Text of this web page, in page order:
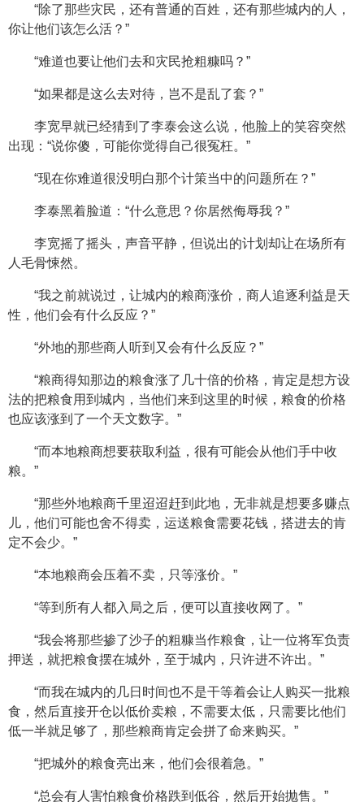
“除了那些灾民，还有普通的百姓，还有那些城内的人，
你让他们该怎么活？”
“难道也要让他们去和灾民抢粗糠吗？”
“如果都是这么去对待，岂不是乱了套？”
李宽早就已经猜到了李泰会这么说，他脸上的笑容突然
出现：“说你傻，可能你觉得自己很冤枉。”
“现在你难道很没明白那个计策当中的问题所在？”
李泰黑着脸道：“什么意思？你居然侮辱我？”
李宽摇了摇头，声音平静，但说出的计划却让在场所有
人毛骨悚然。
“我之前就说过，让城内的粮商涨价，商人追逐利益是天
性，他们会有什么反应？”
“外地的那些商人听到又会有什么反应？”
“粮商得知那边的粮食涨了几十倍的价格，肯定是想方设
法的把粮食用到城内，当他们来到这里的时候，粮食的价格
也应该涨到了一个天文数字。”
“而本地粮商想要获取利益，很有可能会从他们手中收
粮。”
“那些外地粮商千里迢迢赶到此地，无非就是想要多赚点
儿，他们可能也舍不得卖，运送粮食需要花钱，搭进去的肯
定不会少。”
“本地粮商会压着不卖，只等涨价。”
“等到所有人都入局之后，便可以直接收网了。”
“我会将那些掺了沙子的粗糠当作粮食，让一位将军负责
押送，就把粮食摆在城外，至于城内，只许进不许出。”
“而我在城内的几日时间也不是干等着会让人购买一批粮
食，然后直接开仓以低价卖粮，不需要太低，只需要比他们
低一半就足够了，那些粮商肯定会拼了命来购买。”
“把城外的粮食亮出来，他们会很着急。”
“总会有人害怕粮食价格跌到低谷，然后开始抛售。”